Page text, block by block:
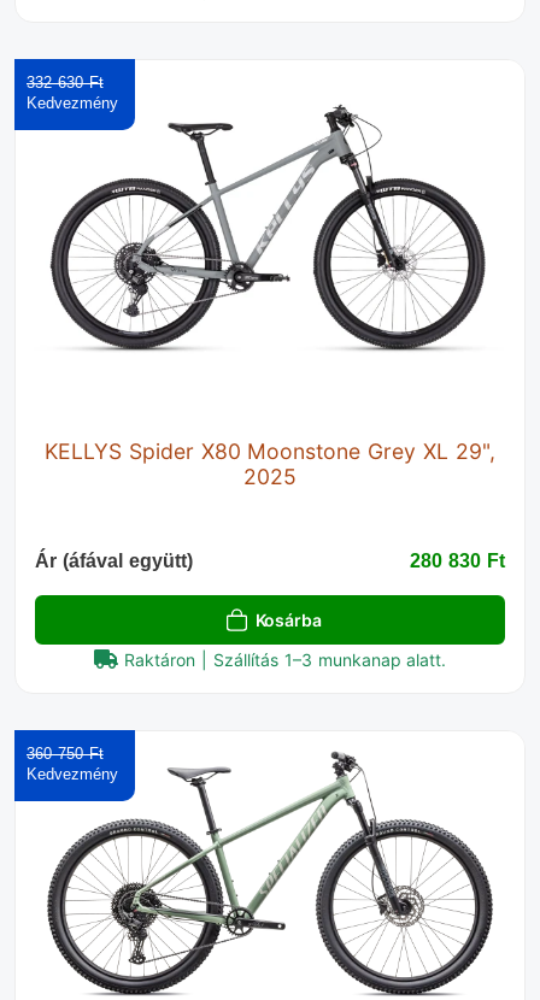
KELLYS Spider X80 Moonstone Grey XL 29",
2025
332 630 Ft‎
Ár (áfával együtt) 280 830 Ft‎
Kosárba
Raktáron | Szállítás 1–3 munkanap alatt.
360 750 Ft‎